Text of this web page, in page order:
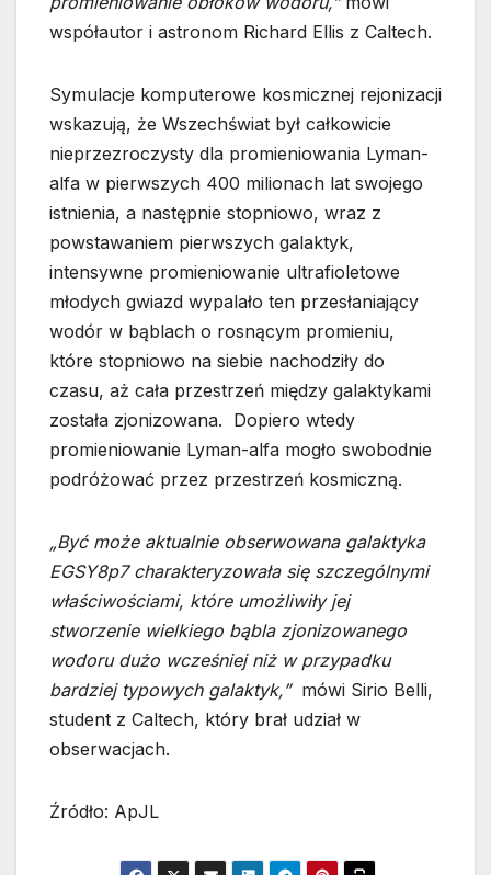
współautor i astronom Richard Ellis z Caltech.
Symulacje komputerowe kosmicznej rejonizacji
wskazują, że Wszechświat był całkowicie
nieprzezroczysty dla promieniowania Lyman-
alfa w pierwszych 400 milionach lat swojego
istnienia, a następnie stopniowo, wraz z
powstawaniem pierwszych galaktyk,
intensywne promieniowanie ultrafioletowe
młodych gwiazd wypalało ten przesłaniający
wodór w bąblach o rosnącym promieniu,
które stopniowo na siebie nachodziły do
czasu, aż cała przestrzeń między galaktykami
została zjonizowana. Dopiero wtedy
promieniowanie Lyman-alfa mogło swobodnie
podróżować przez przestrzeń kosmiczną.
„Być może aktualnie obserwowana galaktyka
EGSY8p7 charakteryzowała się szczególnymi
właściwościami, które umożliwiły jej
stworzenie wielkiego bąbla zjonizowanego
wodoru dużo wcześniej niż w przypadku
bardziej typowych galaktyk,” mówi Sirio Belli,
student z Caltech, który brał udział w
obserwacjach.
Źródło: ApJL